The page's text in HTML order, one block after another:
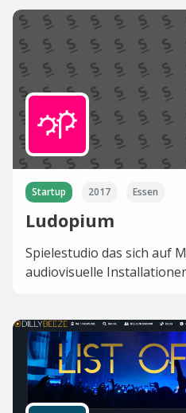
Startup 2017 Essen
Ludopium
Spielestudio das sich auf
audiovisuelle